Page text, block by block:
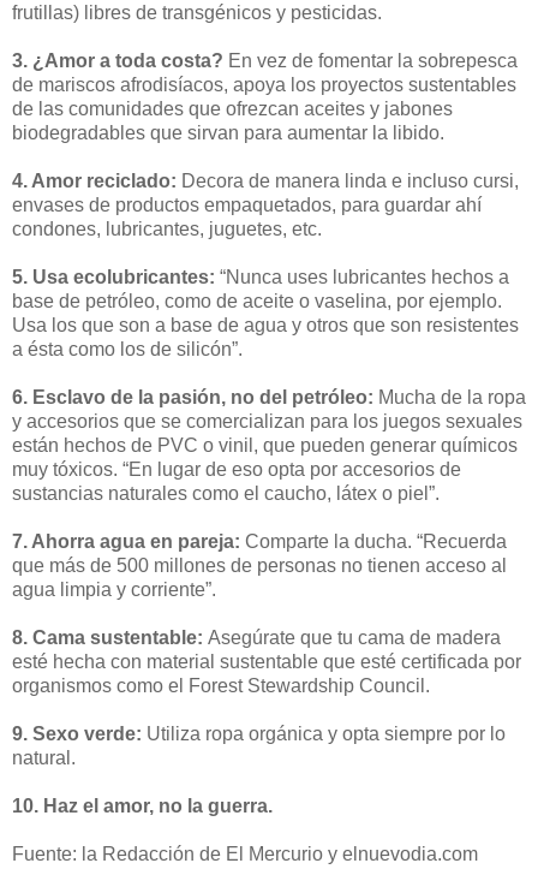
frutillas) libres de transgénicos y pesticidas.
3. ¿Amor a toda costa? En vez de fomentar la sobrepesca
de mariscos afrodisíacos, apoya los proyectos sustentables
de las comunidades que ofrezcan aceites y jabones
biodegradables que sirvan para aumentar la libido.
4. Amor reciclado: Decora de manera linda e incluso cursi,
envases de productos empaquetados, para guardar ahí
condones, lubricantes, juguetes, etc.
5. Usa ecolubricantes: “Nunca uses lubricantes hechos a
base de petróleo, como de aceite o vaselina, por ejemplo.
Usa los que son a base de agua y otros que son resistentes
a ésta como los de silicón”.
6. Esclavo de la pasión, no del petróleo: Mucha de la ropa
y accesorios que se comercializan para los juegos sexuales
están hechos de PVC o vinil, que pueden generar químicos
muy tóxicos. “En lugar de eso opta por accesorios de
sustancias naturales como el caucho, látex o piel”.
7. Ahorra agua en pareja: Comparte la ducha. “Recuerda
que más de 500 millones de personas no tienen acceso al
agua limpia y corriente”.
8. Cama sustentable: Asegúrate que tu cama de madera
esté hecha con material sustentable que esté certificada por
organismos como el Forest Stewardship Council.
9. Sexo verde: Utiliza ropa orgánica y opta siempre por lo
natural.
10. Haz el amor, no la guerra.
Fuente: la Redacción de El Mercurio y elnuevodia.com